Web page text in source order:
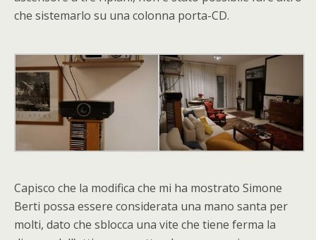
che sistemarlo su una colonna porta-CD.
Capisco che la modifica che mi ha mostrato Simone
Berti possa essere considerata una mano santa per
molti, dato che sblocca una vite che tiene ferma la